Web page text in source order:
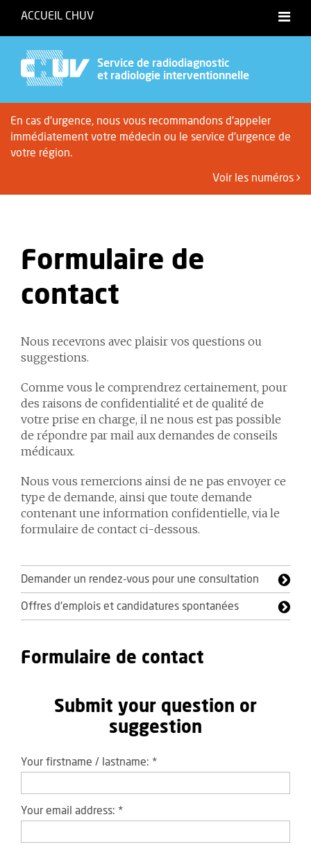
ACCUEIL CHUV
Service de radiodiagnostic
et radiologie interventionnelle
En cas d'urgence, nous vous recommandons d'appeler
immédiatement votre médecin ou le service d'urgence de
votre région.
Voir les numéros
Formulaire de
contact
Nous recevrons avec plaisir vos questions ou
suggestions.
Comme vous le comprendrez certainement, pour
des raisons de confidentialité et de qualité de
votre prise en charge, il ne nous est pas possible
de répondre par mail aux demandes de conseils
médicaux.
Nous vous remercions ainsi de ne pas envoyer ce
type de demande, ainsi que toute demande
contenant une information confidentielle, via le
formulaire de contact ci-dessous.
Demander un rendez-vous pour une consultation
Offres d'emplois et candidatures spontanées
Formulaire de contact
Submit your question or
suggestion
Your firstname / lastname: *
Your email address: *